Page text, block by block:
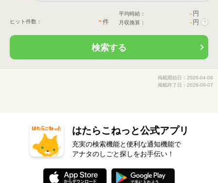
ヒット件数： -件
平均時給： - 円
月収換算： - 円 ?
検索する
掲載開始日：2026-04-06
掲載終了日：2026-09-07
はたらこねっと公式アプリ
充実の検索機能と便利な通知機能で
アナタのしごと探しをお手伝い！